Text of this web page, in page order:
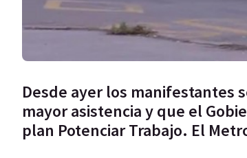
Desde ayer los manifestantes
mayor asistencia y que el
plan Potenciar Trabajo. El